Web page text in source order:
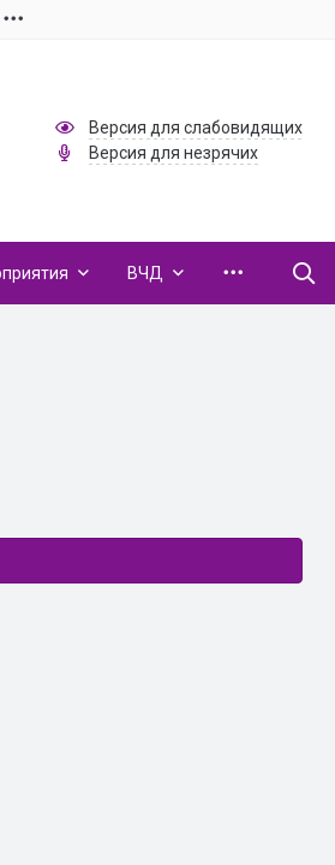
Версия для слабовидящих
Версия для незрячих
ВЧД